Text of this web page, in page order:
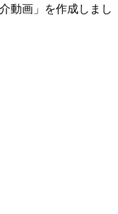
動画」を作成しまし